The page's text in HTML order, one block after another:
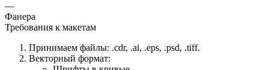
—
Фанера
Требования к макетам
Принимаем файлы: .cdr, .ai, .eps, .psd, .tiff.
Векторный формат: